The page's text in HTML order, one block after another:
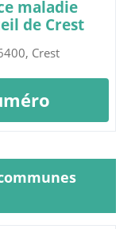
maladie
de Crest
Crest